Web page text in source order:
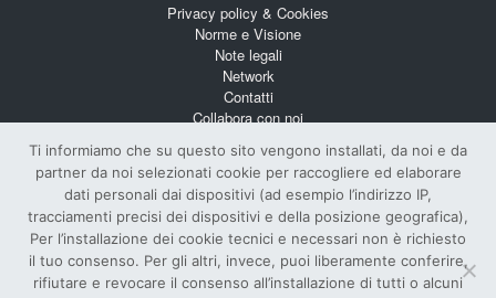
Privacy policy & Cookies
Norme e Visione
Note legali
Network
Contatti
Collabora con noi
Numeri Arretrati
Ti informiamo che su questo sito vengono installati, da noi e da
partner da noi selezionati cookie per raccogliere ed elaborare
dati personali dai dispositivi (ad esempio l’indirizzo IP,
tracciamenti precisi dei dispositivi e della posizione geografica),
Per l’installazione dei cookie tecnici e necessari non è richiesto
il tuo consenso. Per gli altri, invece, puoi liberamente conferire,
rifiutare e revocare il consenso all’installazione di tutti o alcuni